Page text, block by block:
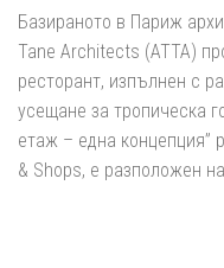
Базираното в Париж
Tane Architects (ATTA)
ресторант, изпълнен с
усещане за тропическа
етаж – една концепция”
& Shops, е разположен